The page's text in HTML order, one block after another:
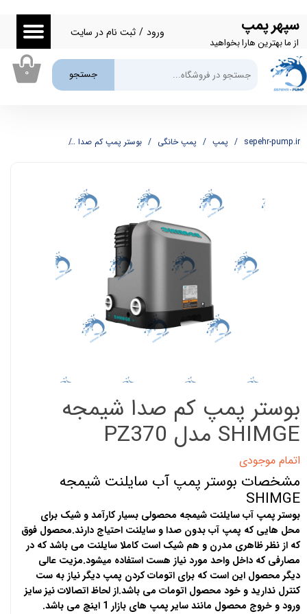
سپهر پمپ
از ما بهترین هارا بخواهید
جستجو
ورود / ثبت نام در سایت
حساب کاربری من
تغییر گذر واژه
سفارشات
۰
sepehr-pump.ir پمپ پمپ خانگی بوستر پمپ کم صدا
بوستر پمپ کم صدا شیمجه
SHIMGE مدل PZ370
اتمام موجودی
مشخصات بوستر پمپ آب سایلنت شیمجه
SHIMGE
بوستر پمپ آب سایلنت شیمجه محصولی بسیار کارآمد و شیک برای
محل هایی که پمپ آب بدون صدا و سایلنت احتیاج دارند.محصول فوق
که از نظر ظاهری مدرن و هم شیک است کاملا سایلنت می باشد که در
مصارفی که داخل واحد مورد نیاز هست استفاده میشود.مزیت عالی
دیگر محصول این است که برای اتومات کردن پمپ دیگر نیاز به ست
کنترل ندارید و خود محصول اتومات می باشد.از لحاظ اتصالات نیز سایز
ورود و خروج محصول مانند سایر پمپ های بازار 1 اینچ می باشد.